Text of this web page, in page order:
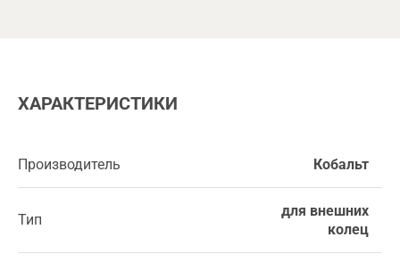
ХАРАКТЕРИСТИКИ
Производитель Кобальт
Тип
для внешних
колец